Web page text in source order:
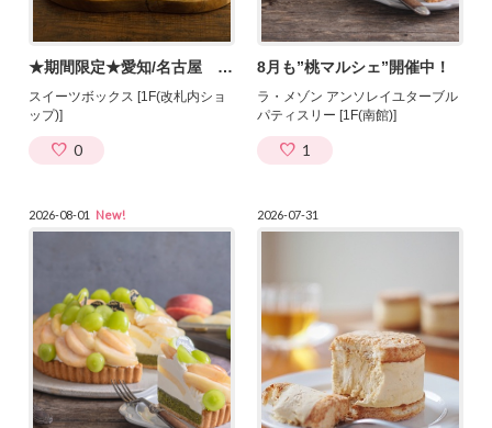
★期間限定★愛知/名古屋 「農ブランド」が出店！
スイーツボックス [1F(改札内ショ
ップ)]
0
8月も”桃マルシェ”開催中！
ラ・メゾン アンソレイユターブル
パティスリー [1F(南館)]
1
2026-08-01 New! 2026-07-31